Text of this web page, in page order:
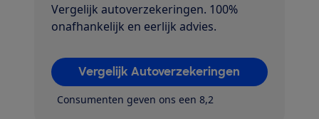
Vergelijk autoverzekeringen. 100%
onafhankelijk en eerlijk advies.
Vergelijk Autoverzekeringen
Consumenten geven ons een 8,2